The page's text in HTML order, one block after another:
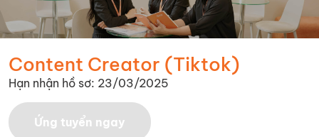
Content Creator (Tiktok)
Hạn nhận hồ sơ: 23/03/2025
Ứng tuyển ngay